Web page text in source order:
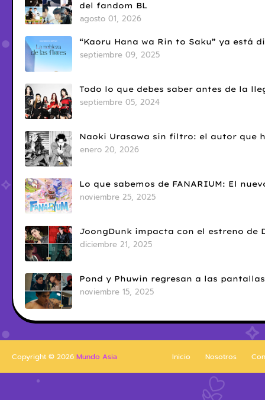
del fandom BL
agosto 01, 2026
“Kaoru Hana wa Rin to Saku” ya está
septiembre 09, 2025
Todo lo que debes saber antes de la
septiembre 05, 2024
Naoki Urasawa sin filtro: el autor que
enero 20, 2026
Lo que sabemos de FANARIUM: El
noviembre 25, 2025
JoongDunk impacta con el estreno de
diciembre 21, 2025
Pond y Phuwin regresan a las
noviembre 15, 2025
Inicio Nosotros
Copyright © 2026 Mundo Asia